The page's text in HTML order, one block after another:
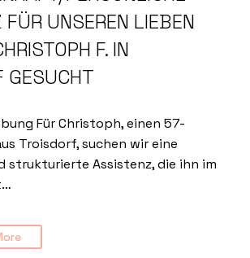
UNSEREN LIEBEN
F. IN
GESUCHT
Für Christoph, einen 57-
Troisdorf, suchen wir eine
strukturierte Assistenz, die ihn im